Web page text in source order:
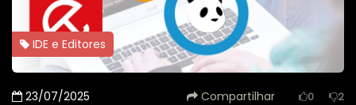
IDE e Editores
0 2
Compartilhar
23/07/2025